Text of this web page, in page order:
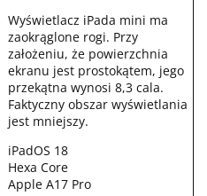
Wyświetlacz iPada mini ma
zaokrąglone rogi. Przy
założeniu, że powierzchnia
ekranu jest prostokątem, jego
przekątna wynosi 8,3 cala.
Faktyczny obszar wyświetlania
jest mniejszy.
iPadOS 18
Hexa Core
Apple A17 Pro